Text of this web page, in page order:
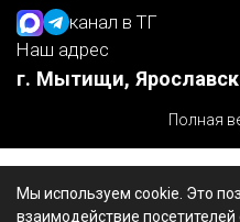
Мы используем cookie. Это
взаимодействие посетителей
канал в ТГ
Наш адрес
г. Мытищи,
Полная